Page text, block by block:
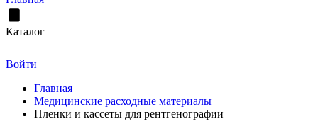
Каталог
Войти
Главная
Медицинские расходные материалы
Пленки и кассеты для рентгенографии